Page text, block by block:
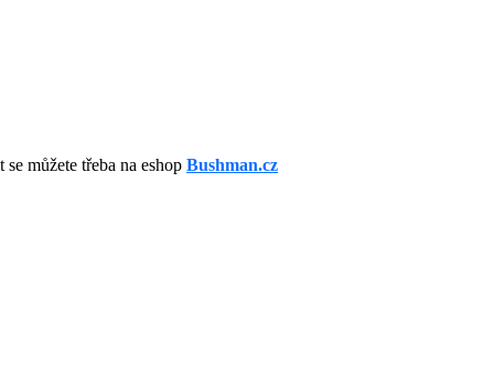
můžete třeba na eshop Bushman.cz